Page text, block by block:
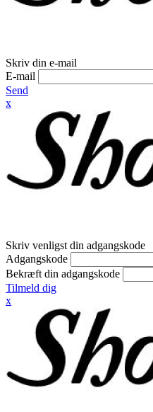
Skriv din e-mail
E-mail
Send
x
Skriv venligst din adgangskode
Adgangskode
Bekræft din adgangskode
Tilmeld dig
x